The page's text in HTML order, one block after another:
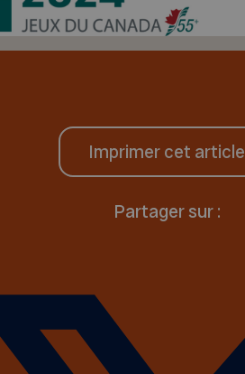
Imprimer cet article
Partager sur :